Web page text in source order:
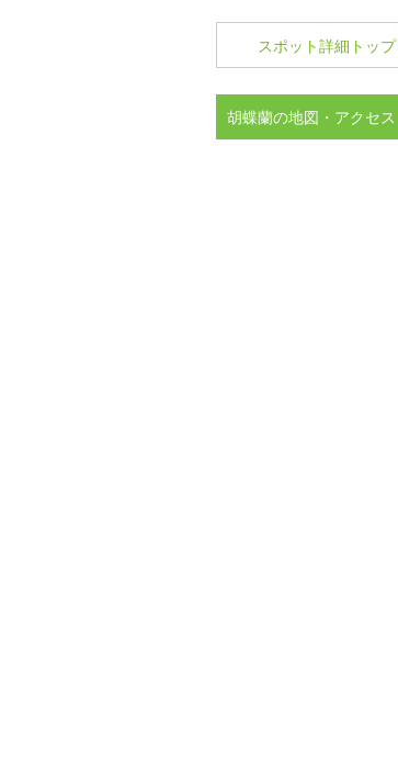
スポット詳細 トップ
胡蝶蘭の地図・アクセス